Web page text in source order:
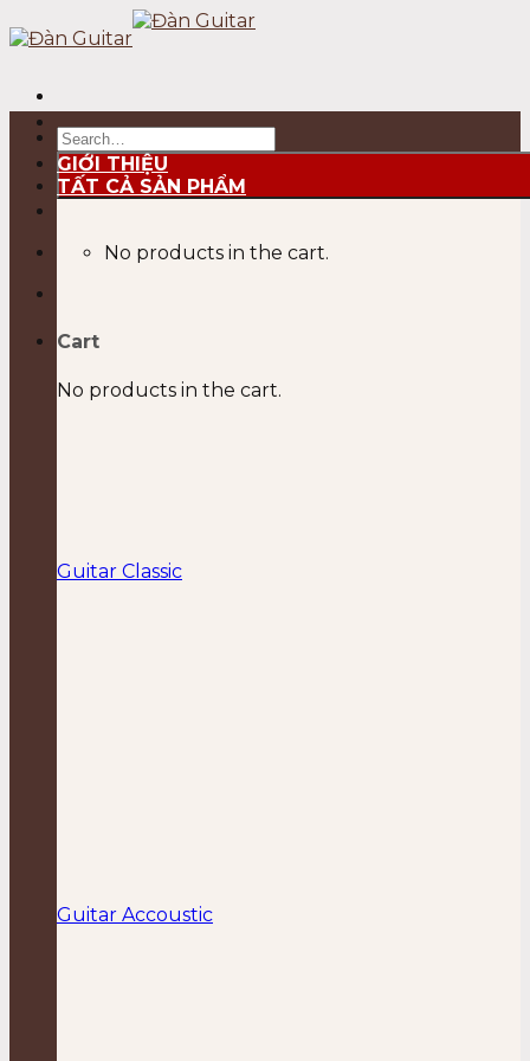
to
Search
for:
No products in the cart.
Cart
No products in the cart.
GIỚI THIỆU
TẤT CẢ SẢN PHẨM
Guitar Classic
Guitar Accoustic